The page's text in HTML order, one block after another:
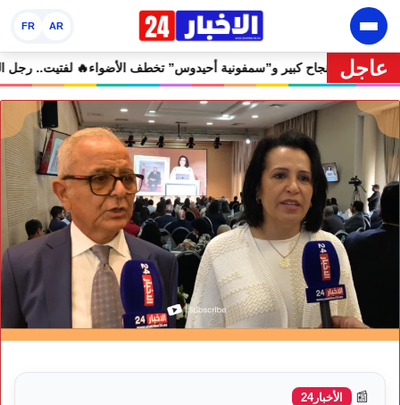
AR
FR
عاجل
إفران الدولي يختتم دورته الثامنة بنجاح كبير و”سمفونية أحيدوس” تخطف
📰 الأخبار24